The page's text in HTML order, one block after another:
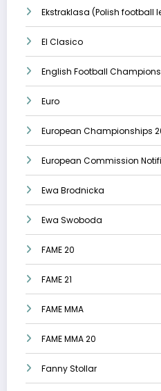
Ekstraklasa (Polish football
El Clasico
English Football
Euro
European Championships
European Commission
Ewa Brodnicka
Ewa Swoboda
FAME 20
FAME 21
FAME MMA
FAME MMA 20
Fanny Stollar